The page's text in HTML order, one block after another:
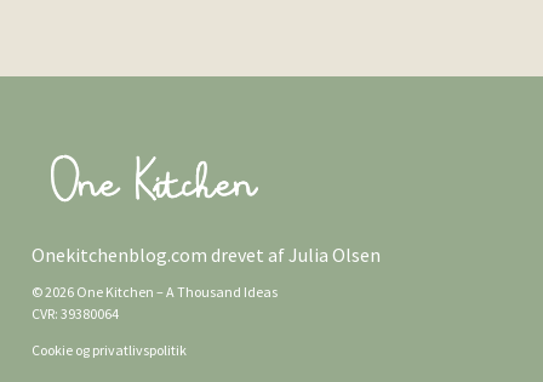
Onekitchenblog.com drevet af Julia Olsen
© 2026 One Kitchen – A Thousand Ideas
CVR: 39380064
Cookie og privatlivspolitik